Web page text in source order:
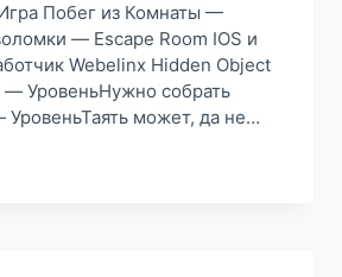
Побег из Комнаты —
— Escape Room IOS и
Webelinx Hidden Object
— УровеньНужно собрать
может, да не…